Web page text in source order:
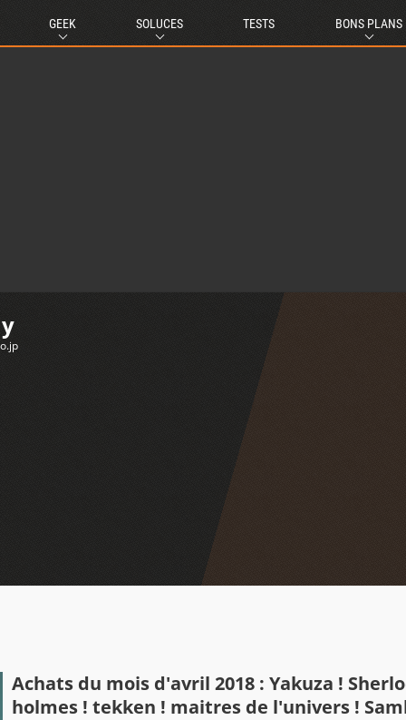
GEEK SOLUCES TESTS BONS PLANS
Achats du mois d'avril 2018 : Yakuza !
holmes ! tekken ! maitres de l'univers !